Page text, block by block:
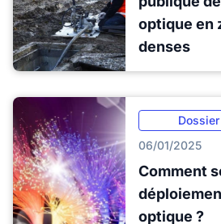
optique en
denses
Dossier
06/01/2025
Comment
optique ?